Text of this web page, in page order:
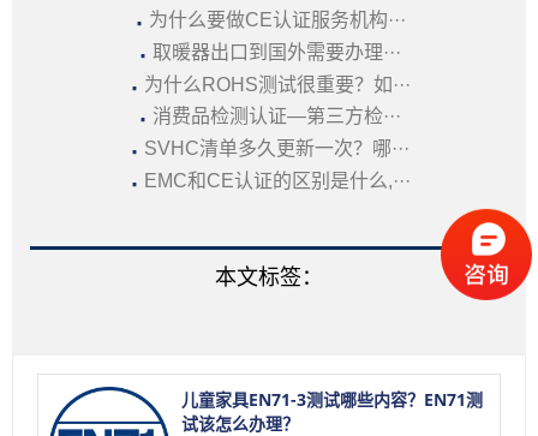
· 为什么要做CE认证服务机构···
· 取暖器出口到国外需要办理···
· 为什么ROHS测试很重要？如···
· 消费品检测认证—第三方检···
· SVHC清单多久更新一次？哪···
· EMC和CE认证的区别是什么,···
本文标签：
儿童家具EN71-3测试哪些内容？EN71测
试该怎么办理？